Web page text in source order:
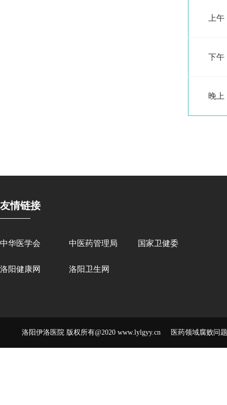
上午
下午
晚上
友情链接
中华医学会 中医药管理局 国家卫健委
洛阳健康网 洛阳卫生网
洛阳伊洛医院 版权所有@2020 www.lylgyy.cn 医药领域腐败